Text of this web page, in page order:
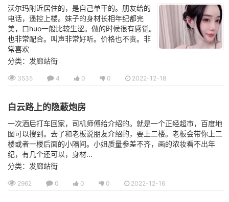
沃尔玛附近居住的，是自己单干的。朋友给的
电话，遥控上楼。妹子的身材长相年纪都完
美，口huo一般比较生涩。做的时候很有感觉。
也非常配合。叫声非常好听。价格也不贵。非
常喜欢
分类：发廊站街
3535 4 0 0 2022-12-18
白云路上的隐蔽炮房
一次酒后打车回家，司机师傅给介绍的。就是一个正经超市，百度地
图可以搜到。去了和老板说朋友介绍的，要上二楼。老板会带你上二
楼或者一楼后面的小隔间。小姐质量参差不齐，画的浓妆看不出年
纪，有几个还可以，身材...
分类：发廊站街
2962 0 0 0 2022-12-16